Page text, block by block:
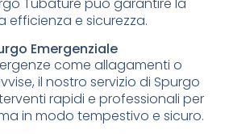
Tubature può garantire la
efficienza e sicurezza.
Emergenziale
come allagamenti o
il nostro servizio di Spurgo
rapidi e professionali per
in modo tempestivo e sicuro.